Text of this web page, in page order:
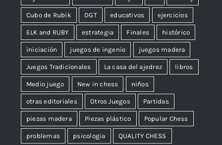
Cubo de Rubik DGT educativos ejercicios
ELK and RUBY estrategia Finales histórico
iniciación juegos de ingenio juegos madera
Juegos Tradicionales La casa del ajedrez libros
Medio juego New in chess niños
otras editoriales Otros Juegos Partidas
piezas madera Piezas plástico Popular Chess
problemas psicologia QUALITY CHESS